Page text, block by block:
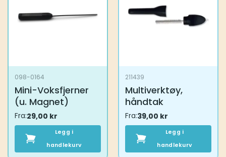
098-0164
Mini-Voksfjerner
(u. Magnet)
Fra:29,00 kr
Legg i
handlekurv
211439
Multiverktøy,
håndtak
Fra:39,00 kr
Legg i
handlekurv